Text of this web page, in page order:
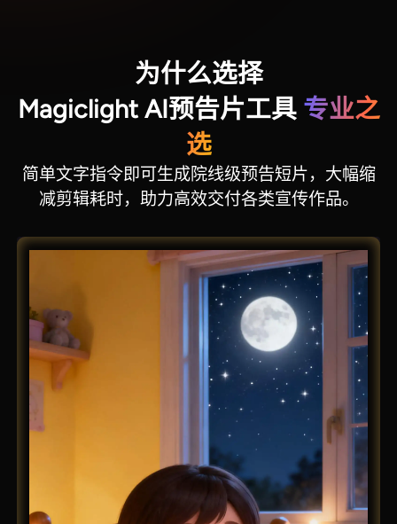
为什么选择
Magiclight AI预告片工具 专业之
选
简单文字指令即可生成院线级预告短片，大幅缩
减剪辑耗时，助力高效交付各类宣传作品。